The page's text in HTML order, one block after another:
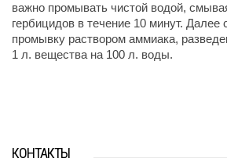
важно промывать чистой водой,
гербицидов в течение 10 минут. Далее
промывку раствором аммиака,
1 л. вещества на 100 л. воды.
КОНТАКТЫ